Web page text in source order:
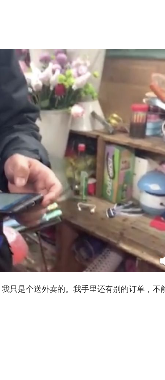
只是个送外卖的。我手里还有别的订单，不